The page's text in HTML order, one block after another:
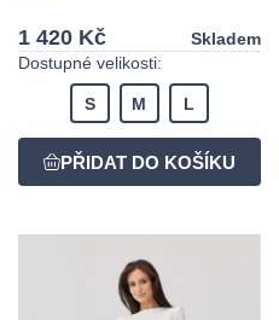
1 420 Kč
Skladem
Dostupné velikosti:
S M L